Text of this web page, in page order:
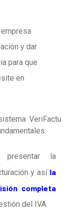
y dar
para que
en
VeriFactu
presentar la
y así la
completa
del IVA.